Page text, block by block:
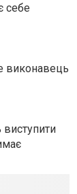
себе
виконавець